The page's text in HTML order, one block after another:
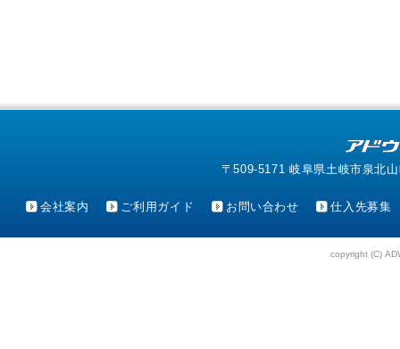
〒509-5171 岐阜県土岐市泉北
会社案内 ご利用ガイド お問い合わせ 仕入先募集
copyright (C)